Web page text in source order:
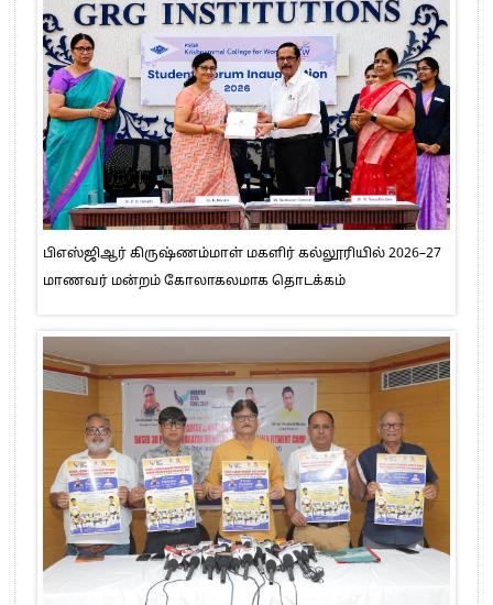
பிஎஸ்ஜிஆர் கிருஷ்ணம்மாள் மகளிர் கல்லூரியில் 2026–27
மாணவர் மன்றம் கோலாகலமாக தொடக்கம்